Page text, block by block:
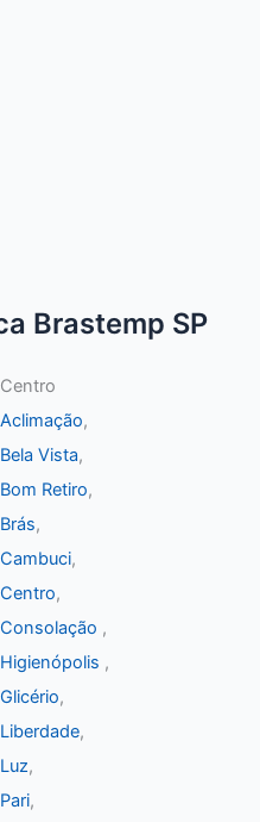
Brastemp SP
Aclimação,
Bela Vista,
Bom Retiro,
Brás,
Cambuci,
Centro,
Consolação ,
Higienópolis ,
Glicério,
Liberdade,
Luz,
Pari,